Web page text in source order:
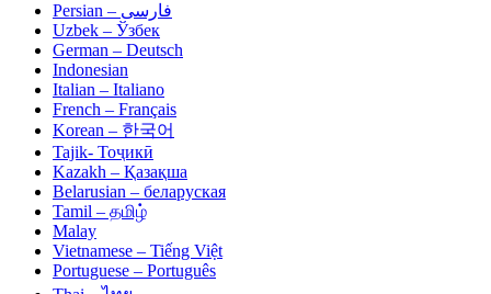
Persian – فارسی
Uzbek – Ўзбек
German – Deutsch
Indonesian
Italian – Italiano
French – Français
Korean – 한국어
Tajik- Тоҷикӣ
Kazakh – Қазақша
Belarusian – беларуская
Tamil – தமிழ்
Malay
Vietnamese – Tiếng Việt
Portuguese – Português